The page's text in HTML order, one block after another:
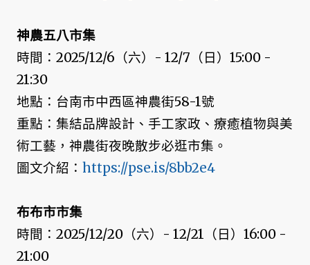
神農五八市集
時間：2025/12/6（六）- 12/7（日）15:00 -
21:30
地點：台南市中西區神農街58-1號
重點：集結品牌設計、手工家政、療癒植物與美
術工藝，神農街夜晚散步必逛市集。
圖文介紹： https://pse.is/8bb2e4
布布市市集
時間：2025/12/20（六）- 12/21（日）16:00 -
21:00